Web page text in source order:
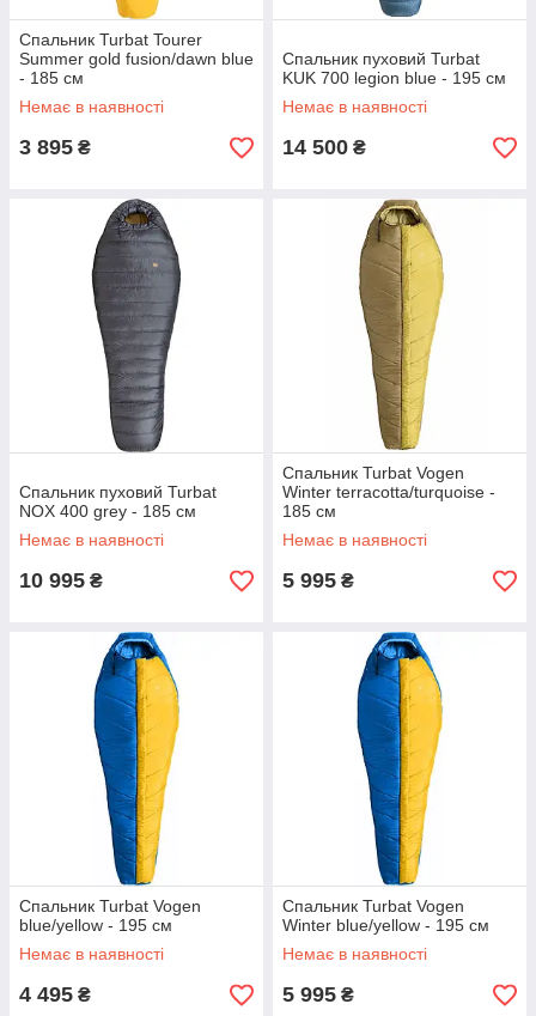
Спальник Turbat Tourer
Summer gold fusion/dawn blue
- 185 см
Немає в наявності
3 895 ₴
Спальник пуховий Turbat
KUK 700 legion blue - 195 см
Немає в наявності
14 500 ₴
Спальник пуховий Turbat
NOX 400 grey - 185 см
Немає в наявності
10 995 ₴
Спальник Turbat Vogen
Winter terracotta/turquoise -
185 см
Немає в наявності
5 995 ₴
Спальник Turbat Vogen
blue/yellow - 195 см
Немає в наявності
4 495 ₴
Спальник Turbat Vogen
Winter blue/yellow - 195 см
Немає в наявності
5 995 ₴